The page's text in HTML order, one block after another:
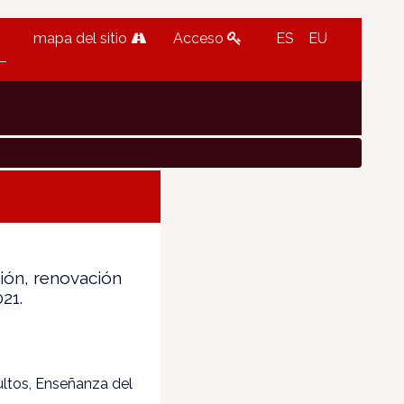
mapa del sitio Acceso ES EU
renovación
Enseñanza del